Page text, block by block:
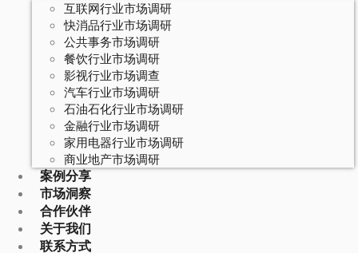
互联网行业市场调研
快消品行业市场调研
公共事务市场调研
餐饮行业市场调研
影视行业市场调查
汽车行业市场调研
石油石化行业市场调研
金融行业市场调研
家用电器行业市场调研
商业地产市场调研
案例分享
市场洞察
合作伙伴
关于我们
联系方式